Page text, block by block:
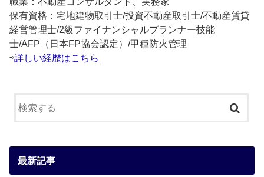
保有資格：宅地建物取引士/投資不動産取引士/不動産賃貸
経営管理士/2級ファイナンシャルプランナー技能
士/AFP（日本FP協会認定）/甲種防火管理
⇨詳しい経歴はこちら
最新記事